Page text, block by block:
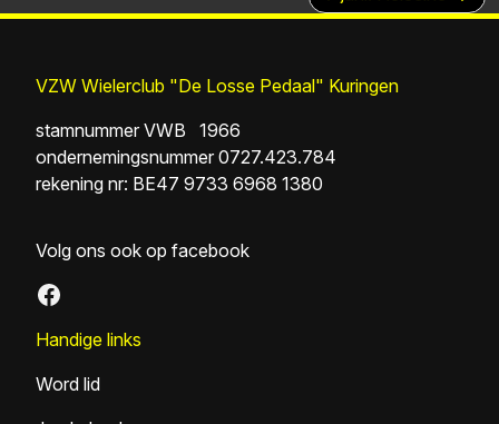
bericht
VZW Wielerclub "De Losse Pedaal" Kuringen
stamnummer VWB 1966
ondernemingsnummer 0727.423.784
rekening nr: BE47 9733 6968 1380
Volg ons ook op facebook
Facebook
Handige links
Word lid